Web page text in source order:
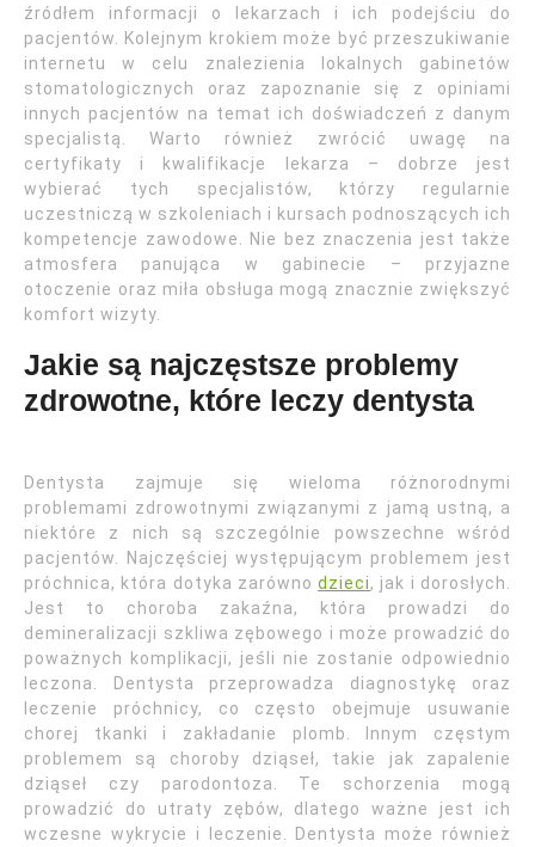
źródłem informacji o lekarzach i ich podejściu do
pacjentów. Kolejnym krokiem może być przeszukiwanie
internetu w celu znalezienia lokalnych gabinetów
stomatologicznych oraz zapoznanie się z opiniami
innych pacjentów na temat ich doświadczeń z danym
specjalistą. Warto również zwrócić uwagę na
certyfikaty i kwalifikacje lekarza – dobrze jest
wybierać tych specjalistów, którzy regularnie
uczestniczą w szkoleniach i kursach podnoszących ich
kompetencje zawodowe. Nie bez znaczenia jest także
atmosfera panująca w gabinecie – przyjazne
otoczenie oraz miła obsługa mogą znacznie zwiększyć
komfort wizyty.
Jakie są najczęstsze problemy
zdrowotne, które leczy dentysta
Dentysta zajmuje się wieloma różnorodnymi
problemami zdrowotnymi związanymi z jamą ustną, a
niektóre z nich są szczególnie powszechne wśród
pacjentów. Najczęściej występującym problemem jest
próchnica, która dotyka zarównodzieci, jak i dorosłych.
Jest to choroba zakaźna, która prowadzi do
demineralizacji szkliwa zębowego i może prowadzić do
poważnych komplikacji, jeśli nie zostanie odpowiednio
leczona. Dentysta przeprowadza diagnostykę oraz
leczenie próchnicy, co często obejmuje usuwanie
chorej tkanki i zakładanie plomb. Innym częstym
problemem są choroby dziąseł, takie jak zapalenie
dziąseł czy parodontoza. Te schorzenia mogą
prowadzić do utraty zębów, dlatego ważne jest ich
wczesne wykrycie i leczenie. Dentysta może również